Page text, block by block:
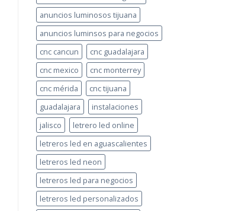
anuncios luminosos tijuana
anuncios luminsos para negocios
cnc cancun
cnc guadalajara
cnc mexico
cnc monterrey
cnc mérida
cnc tijuana
guadalajara
instalaciones
jalisco
letrero led online
letreros led en aguascalientes
letreros led neon
letreros led para negocios
letreros led personalizados